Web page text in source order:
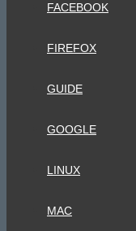
FACEBOOK
FIREFOX
GUIDE
GOOGLE
LINUX
MAC